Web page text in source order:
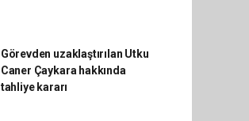
Görevden uzaklaştırılan Utku
Caner Çaykara hakkında
tahliye kararı